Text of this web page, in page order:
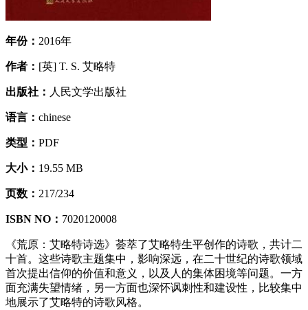
年份： 2016年
作者： [英] T. S. 艾略特
出版社： 人民文学出版社
语言： chinese
类型： PDF
大小： 19.55 MB
页数： 217/234
ISBN NO： 7020120008
《荒原：艾略特诗选》荟萃了艾略特生平创作的诗歌，共计二
十首。这些诗歌主题集中，影响深远，在二十世纪的诗歌领域
首次提出信仰的价值和意义，以及人的集体困境等问题。一方
面充满失望情绪，另一方面也深怀讽刺性和建设性，比较集中
地展示了艾略特的诗歌风格。